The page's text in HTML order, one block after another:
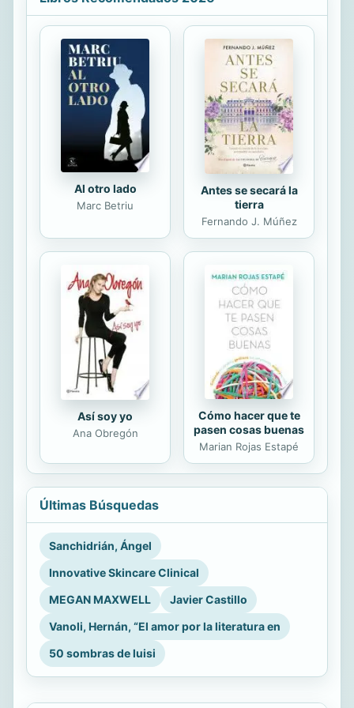
como objeto de reproche penal en
determinados supuestos. Sobre esta
base, una novedosa aproximación
multidisciplinar permite al autor
desentrañar los numerosos
interrogantes que plantean los
requisitos de los modelos de
organización y gestión o...
Al otro lado
Marc Betriu
Antes se secará la
tierra
Fernando J. Múñez
Así soy yo
Ana Obregón
Cómo hacer que te
pasen cosas buenas
Marian Rojas Estapé
Últimas Búsquedas
Sanchidrián, Ángel
Innovative Skincare Clinical
MEGAN MAXWELL
Javier Castillo
Vanoli, Hernán, “El amor por la literatura en
50 sombras de luisi